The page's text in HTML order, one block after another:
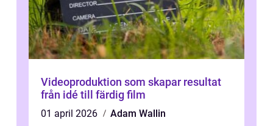
Videoproduktion som skapar resultat
från idé till färdig film
01 april 2026
Adam Wallin